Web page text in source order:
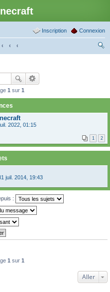
Connexion
Inscription
1 sur 1
2022, 01:15
1 2
juil. 2014, 19:43
:
1 sur 1
Aller